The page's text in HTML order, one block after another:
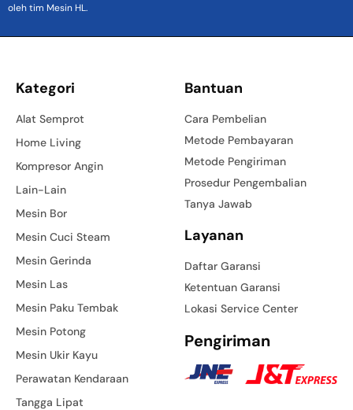
oleh tim Mesin HL.
Kategori
Alat Semprot
Home Living
Kompresor Angin
Lain-Lain
Mesin Bor
Mesin Cuci Steam
Mesin Gerinda
Mesin Las
Mesin Paku Tembak
Mesin Potong
Mesin Ukir Kayu
Perawatan Kendaraan
Tangga Lipat
Bantuan
Cara Pembelian
Metode Pembayaran
Metode Pengiriman
Prosedur Pengembalian
Tanya Jawab
Layanan
Daftar Garansi
Ketentuan Garansi
Lokasi Service Center
Pengiriman